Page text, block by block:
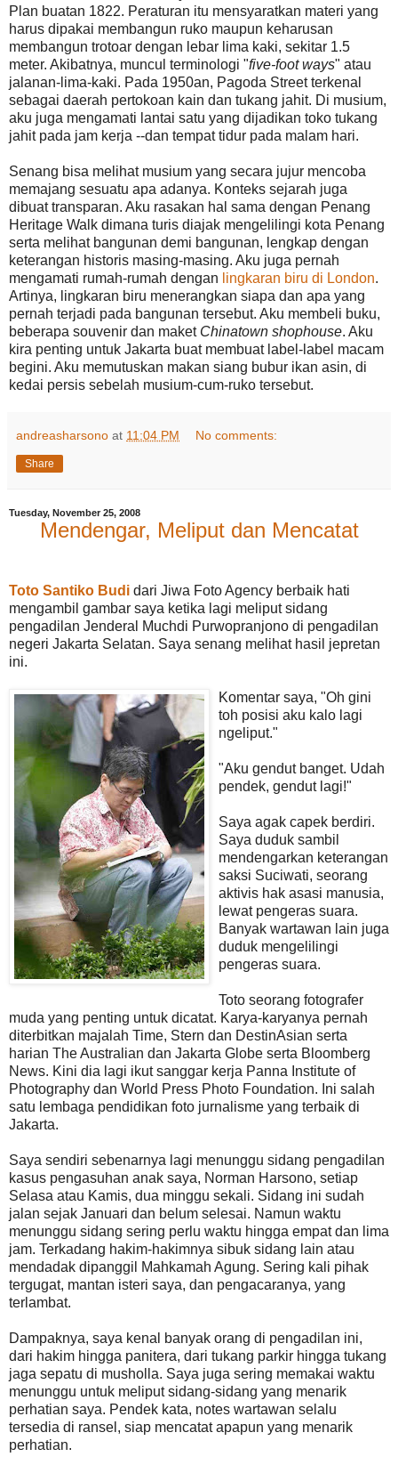
Plan buatan 1822. Peraturan itu mensyaratkan materi yang
harus dipakai membangun ruko maupun keharusan
membangun trotoar dengan lebar lima kaki, sekitar 1.5
meter. Akibatnya, muncul terminologi "five-foot ways" atau
jalanan-lima-kaki. Pada 1950an, Pagoda Street terkenal
sebagai daerah pertokoan kain dan tukang jahit. Di musium,
aku juga mengamati lantai satu yang dijadikan toko tukang
jahit pada jam kerja --dan tempat tidur pada malam hari.
Senang bisa melihat musium yang secara jujur mencoba
memajang sesuatu apa adanya. Konteks sejarah juga
dibuat transparan. Aku rasakan hal sama dengan Penang
Heritage Walk dimana turis diajak mengelilingi kota Penang
serta melihat bangunan demi bangunan, lengkap dengan
keterangan historis masing-masing. Aku juga pernah
mengamati rumah-rumah dengan lingkaran biru di London.
Artinya, lingkaran biru menerangkan siapa dan apa yang
pernah terjadi pada bangunan tersebut. Aku membeli buku,
beberapa souvenir dan maket Chinatown shophouse. Aku
kira penting untuk Jakarta buat membuat label-label macam
begini. Aku memutuskan makan siang bubur ikan asin, di
kedai persis sebelah musium-cum-ruko tersebut.
andreasharsono at 11:04 PM No comments:
Share
Tuesday, November 25, 2008
Mendengar, Meliput dan Mencatat
Toto Santiko Budi dari Jiwa Foto Agency berbaik hati
mengambil gambar saya ketika lagi meliput sidang
pengadilan Jenderal Muchdi Purwopranjono di pengadilan
negeri Jakarta Selatan. Saya senang melihat hasil jepretan
ini.
Komentar saya, "Oh gini
toh posisi aku kalo lagi
ngeliput."
"Aku gendut banget. Udah
pendek, gendut lagi!"
Saya agak capek berdiri.
Saya duduk sambil
mendengarkan keterangan
saksi Suciwati, seorang
aktivis hak asasi manusia,
lewat pengeras suara.
Banyak wartawan lain juga
duduk mengelilingi
pengeras suara.
Toto seorang fotografer
muda yang penting untuk dicatat. Karya-karyanya pernah
diterbitkan majalah Time, Stern dan DestinAsian serta
harian The Australian dan Jakarta Globe serta Bloomberg
News. Kini dia lagi ikut sanggar kerja Panna Institute of
Photography dan World Press Photo Foundation. Ini salah
satu lembaga pendidikan foto jurnalisme yang terbaik di
Jakarta.
Saya sendiri sebenarnya lagi menunggu sidang pengadilan
kasus pengasuhan anak saya, Norman Harsono, setiap
Selasa atau Kamis, dua minggu sekali. Sidang ini sudah
jalan sejak Januari dan belum selesai. Namun waktu
menunggu sidang sering perlu waktu hingga empat dan lima
jam. Terkadang hakim-hakimnya sibuk sidang lain atau
mendadak dipanggil Mahkamah Agung. Sering kali pihak
tergugat, mantan isteri saya, dan pengacaranya, yang
terlambat.
Dampaknya, saya kenal banyak orang di pengadilan ini,
dari hakim hingga panitera, dari tukang parkir hingga tukang
jaga sepatu di musholla. Saya juga sering memakai waktu
menunggu untuk meliput sidang-sidang yang menarik
perhatian saya. Pendek kata, notes wartawan selalu
tersedia di ransel, siap mencatat apapun yang menarik
perhatian.